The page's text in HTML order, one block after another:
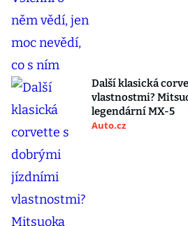
Další klasická
vlastnostmi?
legendární MX-5
Auto.cz